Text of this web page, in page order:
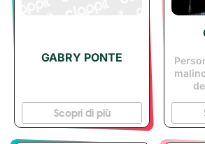
GABRY PONTE
Scopri di più